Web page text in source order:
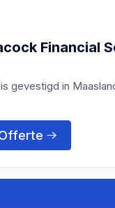
Financial
gevestigd in